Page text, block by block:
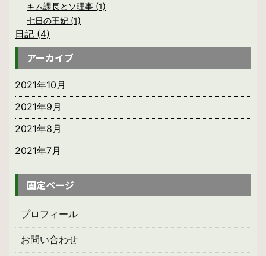
キム課長とソ理事 (1)
七日の王妃 (1)
日記 (4)
アーカイブ
2021年10月
2021年9月
2021年8月
2021年7月
固定ページ
プロフィール
お問い合わせ